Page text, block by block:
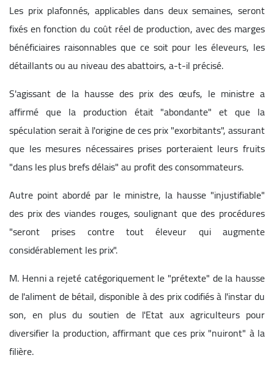
Les prix plafonnés, applicables dans deux semaines, seront
fixés en fonction du coût réel de production, avec des marges
bénéficiaires raisonnables que ce soit pour les éleveurs, les
détaillants ou au niveau des abattoirs, a-t-il précisé.
S'agissant de la hausse des prix des œufs, le ministre a
affirmé que la production était "abondante" et que la
spéculation serait à l'origine de ces prix "exorbitants", assurant
que les mesures nécessaires prises porteraient leurs fruits
"dans les plus brefs délais" au profit des consommateurs.
Autre point abordé par le ministre, la hausse "injustifiable"
des prix des viandes rouges, soulignant que des procédures
"seront prises contre tout éleveur qui augmente
considérablement les prix".
M. Henni a rejeté catégoriquement le "prétexte" de la hausse
de l'aliment de bétail, disponible à des prix codifiés à l'instar du
son, en plus du soutien de l'Etat aux agriculteurs pour
diversifier la production, affirmant que ces prix "nuiront" à la
filière.